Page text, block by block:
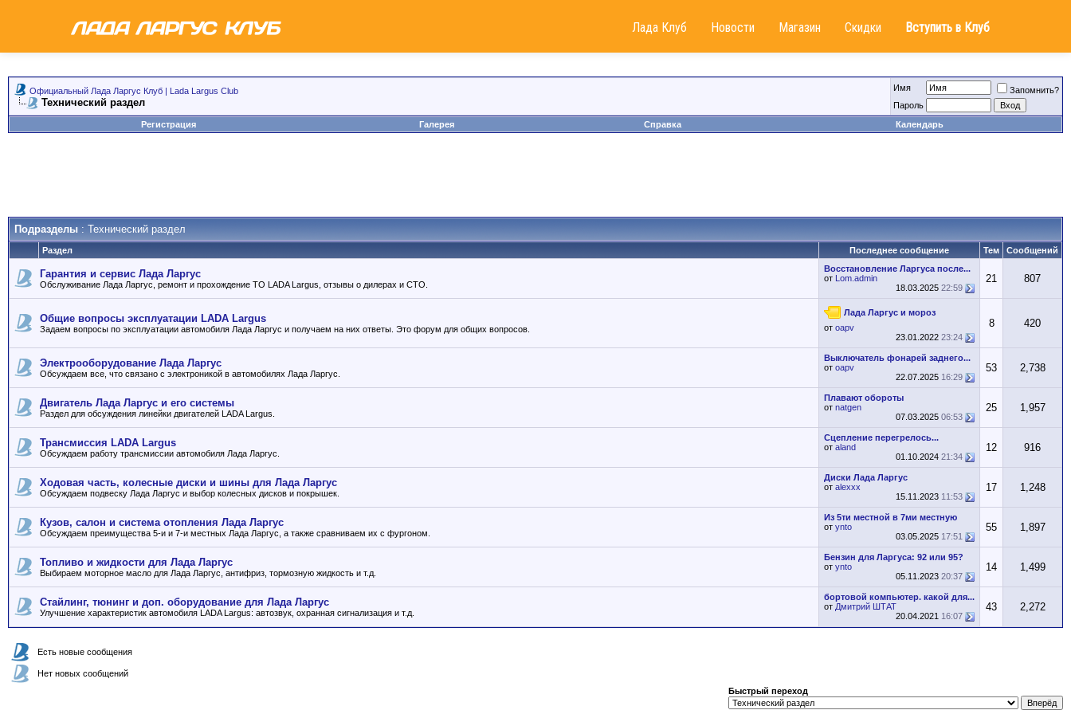
Лада Клуб Новости Магазин Скидки Вступить в Клуб
Официальный Лада Ларгус Клуб | Lada Largus Club
Технический раздел
Имя
Запомнить?
Пароль
Регистрация
Галерея Справка Календарь
Подразделы : Технический раздел
Раздел Последнее сообщение Тем Сообщений
Гарантия и сервис Лада Ларгус
Обслуживание Лада Ларгус, ремонт и прохождение ТО LADA Largus, отзывы о дилерах и СТО.
Восстановление Ларгуса после...
от Lom.admin
18.03.2025 22:59
21 807
Общие вопросы эксплуатации LADA Largus
Задаем вопросы по эксплуатации автомобиля Лада Ларгус и получаем на них ответы. Это форум для общих вопросов.
Лада Ларгус и мороз
от oapv
23.01.2022 23:24
8 420
Электрооборудование Лада Ларгус
Обсуждаем все, что связано с электроникой в автомобилях Лада Ларгус.
Выключатель фонарей заднего...
от oapv
22.07.2025 16:29
53 2,738
Двигатель Лада Ларгус и его системы
Раздел для обсуждения линейки двигателей LADA Largus.
Плавают обороты
от natgen
07.03.2025 06:53
25 1,957
Трансмиссия LADA Largus
Обсуждаем работу трансмиссии автомобиля Лада Ларгус.
Сцепление перегрелось...
от aland
01.10.2024 21:34
12 916
Ходовая часть, колесные диски и шины для Лада Ларгус
Обсуждаем подвеску Лада Ларгус и выбор колесных дисков и покрышек.
Диски Лада Ларгус
от alexxx
15.11.2023 11:53
17 1,248
Кузов, салон и система отопления Лада Ларгус
Обсуждаем преимущества 5-и и 7-и местных Лада Ларгус, а также сравниваем их с фургоном.
Из 5ти местной в 7ми местную
от ynto
03.05.2025 17:51
55 1,897
Топливо и жидкости для Лада Ларгус
Выбираем моторное масло для Лада Ларгус, антифриз, тормозную жидкость и т.д.
Бензин для Ларгуса: 92 или 95?
от ynto
05.11.2023 20:37
14 1,499
Стайлинг, тюнинг и доп. оборудование для Лада Ларгус
Улучшение характеристик автомобиля LADA Largus: автозвук, охранная сигнализация и т.д.
бортовой компьютер. какой для...
от Дмитрий ШТАТ
20.04.2021 16:07
43 2,272
Есть новые сообщения
Нет новых сообщений
Быстрый переход